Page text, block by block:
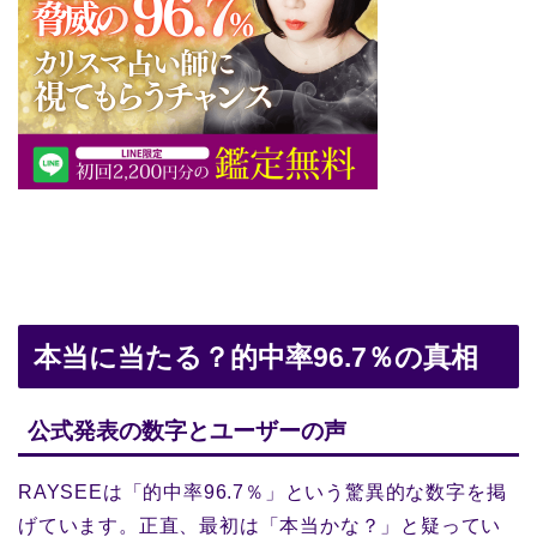
本当に当たる？的中率96.7％の真相
公式発表の数字とユーザーの声
RAYSEEは「的中率96.7％」という驚異的な数字を掲
げています。正直、最初は「本当かな？」と疑ってい